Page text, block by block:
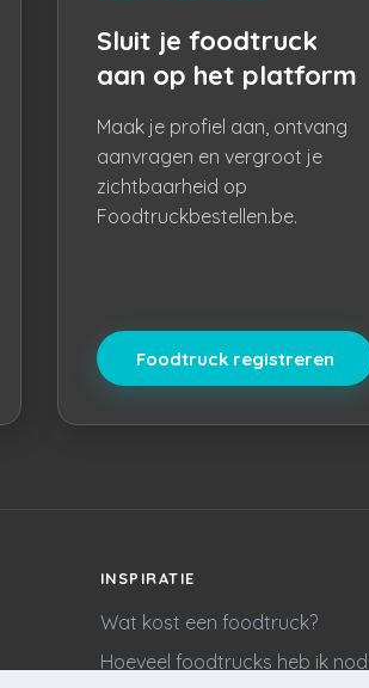
Sluit je foodtruck
aan op het platform
Maak je profiel aan, ontvang
aanvragen en vergroot je
zichtbaarheid op
Foodtruckbestellen.be.
Foodtruck registreren
INSPIRATIE
Wat kost een foodtruck?
Hoeveel foodtrucks heb ik